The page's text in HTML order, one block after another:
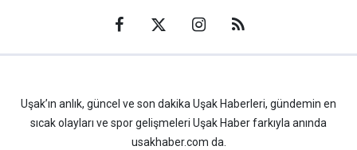
Uşak’ın anlık, güncel ve son dakika Uşak Haberleri, gündemin en
sıcak olayları ve spor gelişmeleri Uşak Haber farkıyla anında
usakhaber.com da.